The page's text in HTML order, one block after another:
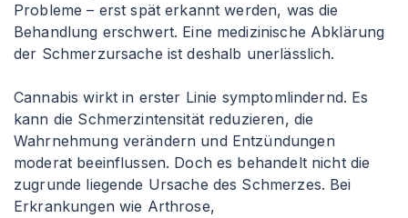
Probleme – erst spät erkannt werden, was die
Behandlung erschwert. Eine medizinische Abklärung
der Schmerzursache ist deshalb unerlässlich.
Cannabis wirkt in erster Linie symptomlindernd. Es
kann die Schmerzintensität reduzieren, die
Wahrnehmung verändern und Entzündungen
moderat beeinflussen. Doch es behandelt nicht die
zugrunde liegende Ursache des Schmerzes. Bei
Erkrankungen wie Arthrose,